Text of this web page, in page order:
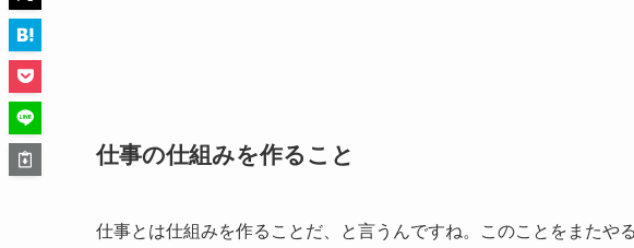
仕事の仕組みを作ること
仕事とは仕組みを作ることだ、と言うんですね。このことをまたや